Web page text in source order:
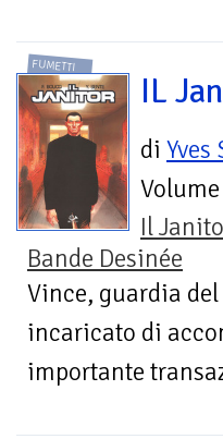
FUMETTI
IL
di Yves
Volume
Il
Bande Desinée
Vince, guardia
incaricato di
importante